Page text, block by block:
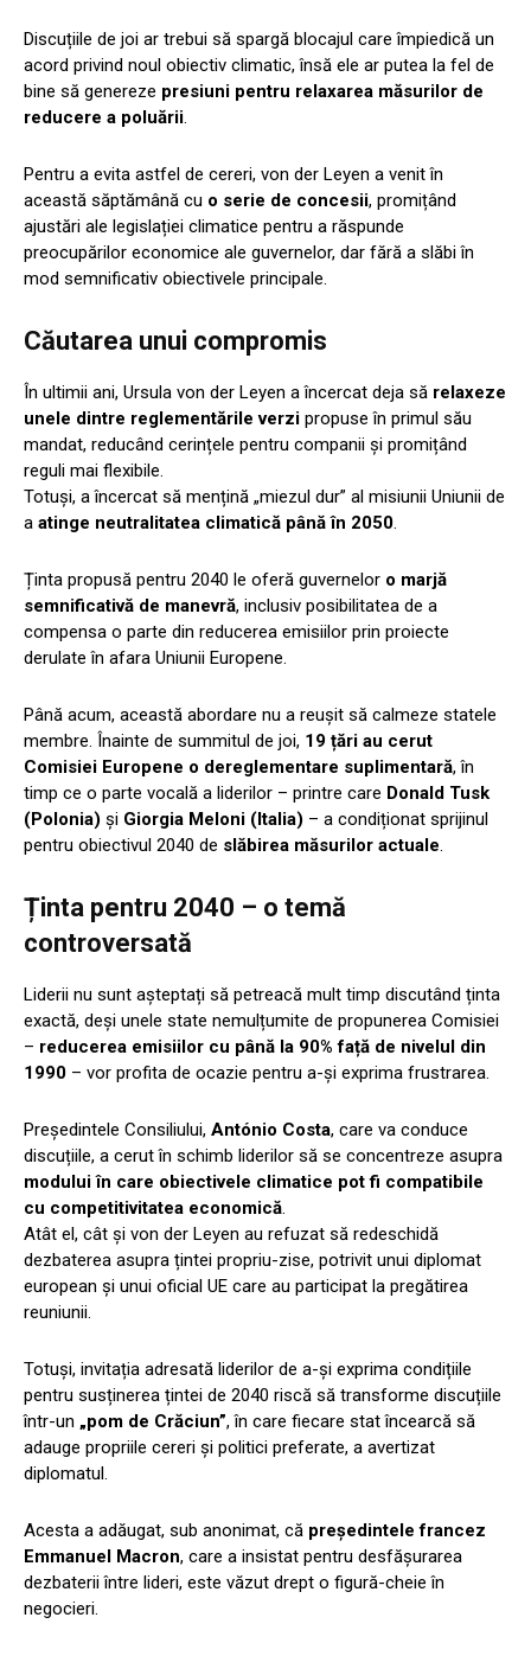
Discuțiile de joi ar trebui să spargă blocajul care împiedică un
acord privind noul obiectiv climatic, însă ele ar putea la fel de
bine să genereze presiuni pentru relaxarea măsurilor de
reducere a poluării.
Pentru a evita astfel de cereri, von der Leyen a venit în
această săptămână cu o serie de concesii, promițând
ajustări ale legislației climatice pentru a răspunde
preocupărilor economice ale guvernelor, dar fără a slăbi în
mod semnificativ obiectivele principale.
Căutarea unui compromis
În ultimii ani, Ursula von der Leyen a încercat deja să relaxeze
unele dintre reglementările verzi propuse în primul său
mandat, reducând cerințele pentru companii și promițând
reguli mai flexibile.
Totuși, a încercat să mențină „miezul dur” al misiunii Uniunii de
a atinge neutralitatea climatică până în 2050.
Ținta propusă pentru 2040 le oferă guvernelor o marjă
semnificativă de manevră, inclusiv posibilitatea de a
compensa o parte din reducerea emisiilor prin proiecte
derulate în afara Uniunii Europene.
Până acum, această abordare nu a reușit să calmeze statele
membre. Înainte de summitul de joi, 19 țări au cerut
Comisiei Europene o dereglementare suplimentară, în
timp ce o parte vocală a liderilor – printre care Donald Tusk
(Polonia) și Giorgia Meloni (Italia) – a condiționat sprijinul
pentru obiectivul 2040 de slăbirea măsurilor actuale.
Ținta pentru 2040 – o temă
controversată
Liderii nu sunt așteptați să petreacă mult timp discutând ținta
exactă, deși unele state nemulțumite de propunerea Comisiei
– reducerea emisiilor cu până la 90% față de nivelul din
1990 – vor profita de ocazie pentru a-și exprima frustrarea.
Președintele Consiliului, António Costa, care va conduce
discuțiile, a cerut în schimb liderilor să se concentreze asupra
modului în care obiectivele climatice pot fi compatibile
cu competitivitatea economică.
Atât el, cât și von der Leyen au refuzat să redeschidă
dezbaterea asupra țintei propriu-zise, potrivit unui diplomat
european și unui oficial UE care au participat la pregătirea
reuniunii.
Totuși, invitația adresată liderilor de a-și exprima condițiile
pentru susținerea țintei de 2040 riscă să transforme discuțiile
într-un „pom de Crăciun”, în care fiecare stat încearcă să
adauge propriile cereri și politici preferate, a avertizat
diplomatul.
Acesta a adăugat, sub anonimat, că președintele francez
Emmanuel Macron, care a insistat pentru desfășurarea
dezbaterii între lideri, este văzut drept o figură-cheie în
negocieri.